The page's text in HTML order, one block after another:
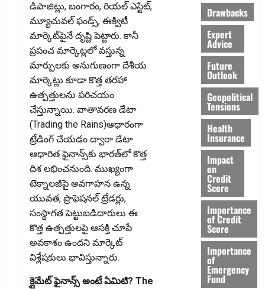
డిపాజిట్లు, బంగారం, రియల్‌ ఎస్టేట్‌,
మ్యూచువల్‌ ఫండ్స్‌, ఈక్విటీ
మార్కెట్‌పైనే దృష్టి పెట్టారు. కానీ
ప్రపంచ మార్కెట్లలో వస్తున్న
మార్పులకు అనుగుణంగా దేశీయ
మార్కెట్లు కూడా కొత్త తరహా
ఉత్పత్తులను పరిచయం
చేస్తున్నాయి. వాతావరణ డేటా
(Trading the Rains)ఆధారంగా
ట్రేడింగ్‌ చేయడం ద్వారా డేటా
ఆధారిత ఫైనాన్స్‌కు భారత్‌లో కొత్త
దిశ లభించనుంది. ముఖ్యంగా
టెక్నాలజీపై అవగాహన ఉన్న
యువత, ప్రొఫెషనల్‌ ట్రేడర్లు,
సంస్థాగత పెట్టుబడిదారులు ఈ
కొత్త ఉత్పత్తులపై ఆసక్తి చూపే
అవకాశం ఉందని మార్కెట్‌
విశ్లేషకులు భావిస్తున్నారు.
క్లైమేట్‌ ఫైనాన్స్‌ అంటే ఏమిటి? The
Drawbacks
Expert
Advice
Future
Outlook
Geopolitical
Tensions
Health
Insurance
Impact
on
Credit
Score
Importance
of Credit
Score
Importance
of
Emergency
Fund